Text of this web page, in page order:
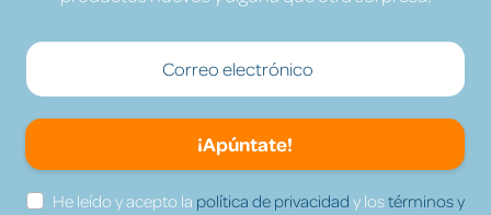
¡Apúntate!
He leído y acepto la política de privacidad y lostérminos y